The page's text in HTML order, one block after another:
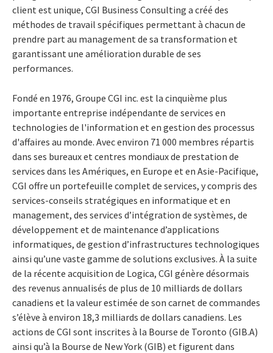
client est unique, CGI Business Consulting a créé des
méthodes de travail spécifiques permettant à chacun de
prendre part au management de sa transformation et
garantissant une amélioration durable de ses
performances.
Fondé en 1976, Groupe CGI inc. est la cinquième plus
importante entreprise indépendante de services en
technologies de l'information et en gestion des processus
d'affaires au monde. Avec environ 71 000 membres répartis
dans ses bureaux et centres mondiaux de prestation de
services dans les Amériques, en Europe et en Asie-Pacifique,
CGI offre un portefeuille complet de services, y compris des
services-conseils stratégiques en informatique et en
management, des services d’intégration de systèmes, de
développement et de maintenance d’applications
informatiques, de gestion d’infrastructures technologiques
ainsi qu’une vaste gamme de solutions exclusives. À la suite
de la récente acquisition de Logica, CGI génère désormais
des revenus annualisés de plus de 10 milliards de dollars
canadiens et la valeur estimée de son carnet de commandes
s’élève à environ 18,3 milliards de dollars canadiens. Les
actions de CGI sont inscrites à la Bourse de Toronto (GIB.A)
ainsi qu’à la Bourse de New York (GIB) et figurent dans